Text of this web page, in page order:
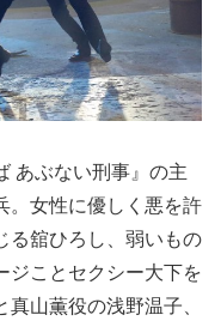
あぶない刑事』の主
。女性に優しく悪を許
る舘ひろし、弱いもの
ジことセクシー大下を
山薫役の浅野温子、